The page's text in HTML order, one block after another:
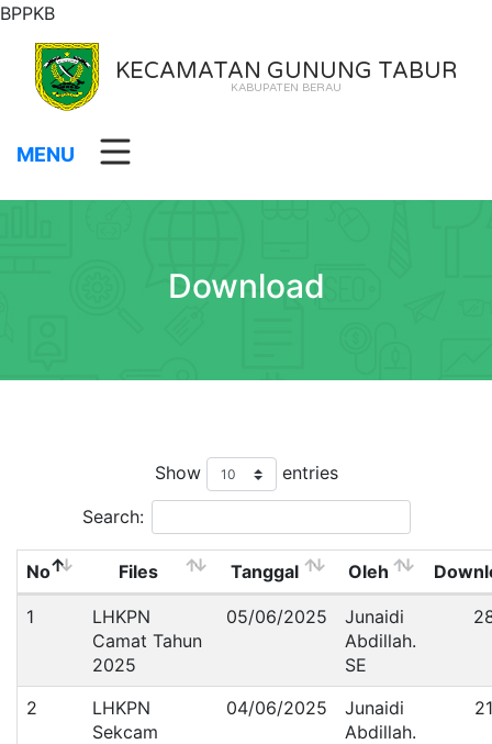
BPPKB
KECAMATAN GUNUNG TABUR
KABUPATEN BERAU
MENU
Download
Show entries
Search:
No Files Tanggal Oleh
1
LHKPN
Camat Tahun
2025
05/06/2025
Junaidi
Abdillah.
SE
2
LHKPN
Sekcam
04/06/2025
Junaidi
Abdillah.